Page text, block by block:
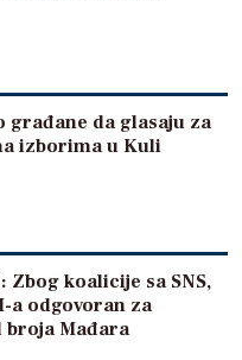
građane da glasaju za
izborima u Kuli
Zbog koalicije sa SNS,
a odgovoran za
broja Mađara